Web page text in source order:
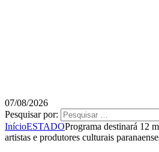
07/08/2026
Pesquisar por:
InícioESTADOPrograma destinará 12
artistas e produtores culturais